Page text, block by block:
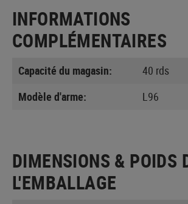
INFORMATIONS
COMPLÉMENTAIRES
Capacité du magasin:
40 rds
Modèle d'arme:
L96
DIMENSIONS & POIDS
L'EMBALLAGE